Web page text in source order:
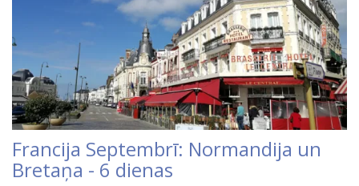
Francija Septembrī: Normandija un
Bretaņa - 6 dienas